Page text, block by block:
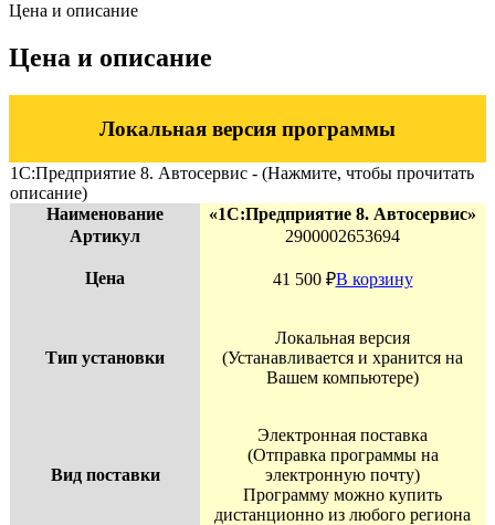
Цена и описание
Цена и описание
Локальная версия программы
1С:Предприятие 8. Автосервис - (Нажмите, чтобы прочитать
описание)
Наименование
«1С:Предприятие 8. Автосервис»
Артикул
2900002653694
Цена 41 500 ₽В корзину
Тип установки
Локальная версия
(Устанавливается и хранится на
Вашем компьютере)
Вид поставки
Электронная поставка
(Отправка программы на
электронную почту)
Программу можно купить
дистанционно из любого региона